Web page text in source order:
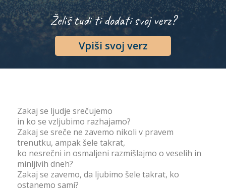
Želiš tudi ti dodati svoj verz?
Vpiši svoj verz
Zakaj se ljudje srečujemo
in ko se vzljubimo razhajamo?
Zakaj se sreče ne zavemo nikoli v pravem
trenutku, ampak šele takrat,
ko nesrečni in osmaljeni razmišlajmo o veselih in
minljivih dneh?
Zakaj se zavemo, da ljubimo šele takrat, ko
ostanemo sami?